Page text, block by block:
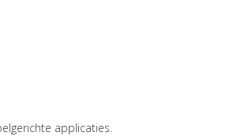
applicaties.